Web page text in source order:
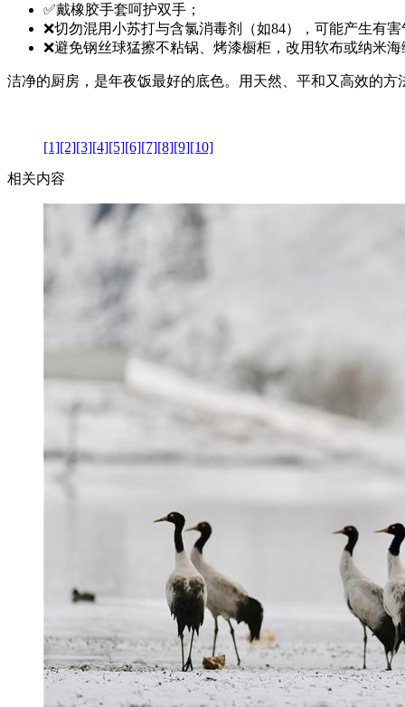
✅戴橡胶手套呵护双手；
❌切勿混用小苏打与含氯消毒剂（如84），可能产生有
❌避免钢丝球猛擦不粘锅、烤漆橱柜，改用软布或纳米海
洁净的厨房，是年夜饭最好的底色。用天然、平和又高效的
[1][2][3][4][5][6][7][8][9][10]
相关内容